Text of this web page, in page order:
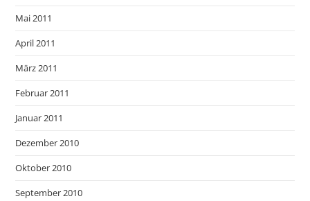
Mai 2011
April 2011
März 2011
Februar 2011
Januar 2011
Dezember 2010
Oktober 2010
September 2010